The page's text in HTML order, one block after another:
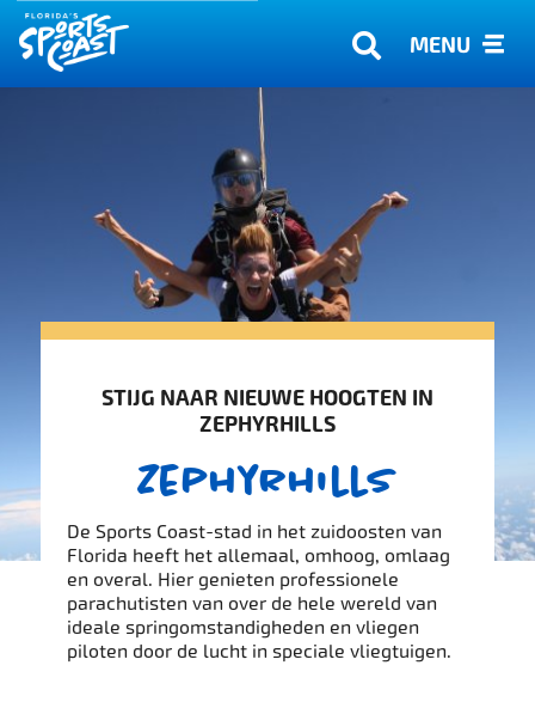
MENU
STIJG NAAR NIEUWE HOOGTEN IN
ZEPHYRHILLS
Zephyrhills
De Sports Coast-stad in het zuidoosten van
Florida heeft het allemaal, omhoog, omlaag
en overal. Hier genieten professionele
parachutisten van over de hele wereld van
ideale springomstandigheden en vliegen
piloten door de lucht in speciale vliegtuigen.